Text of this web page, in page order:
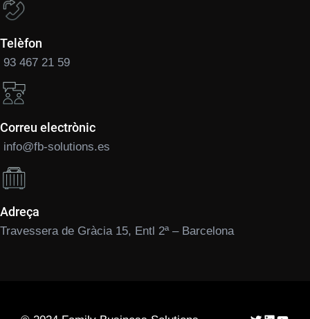
Telèfon
93 467 21 59
Correu electrònic
info@fb-solutions.es
Adreça
Travessera de Gràcia 15, Entl 2ª – Barcelona